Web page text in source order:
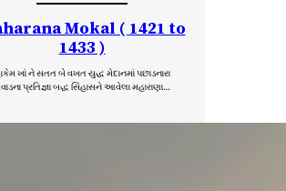
Mokal ( 1421 to
1433 )
ખાં ને સતત બે વખત યુદ્ધ મેદાનમાં પછાડનારા
પ્રતિજ્ઞા બદ્ધ સિંહાસને આવેલા મહારાણા…